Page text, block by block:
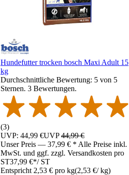
Hundefutter trocken bosch Maxi Adult 15
kg
Durchschnittliche Bewertung: 5 von 5
Sternen. 3 Bewertungen.
(3)
UVP: 44,99 €UVP44,99 €
Unser Preis — 37,99 € * Alle Preise inkl.
MwSt. und ggf. zzgl. Versandkosten pro
ST37,99 €*/ ST
Entspricht 2,53 € pro kg(2,53 €/ kg)